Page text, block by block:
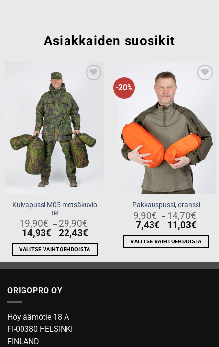
Asiakkaiden suosikit
Kuivapussi M05 metsäkuvio
IR
19,90€ –29,90€
14,93€ – 22,43€Price
range:
14,93€
through
22,43€
VALITSE VAIHTOEHDOISTA
Tällä
tuotteella
useampi
Voit
valinnat
-20%
Pakkauspussi, oranssi
9,90€ –14,70€
14,70€
7,43€ – 11,03€
7,43€
11,03€
VALITSE VAIHTOEHDOISTA
tuotteella
ORIGOPRO OY
Höyläämötie 18 A
FI-00380 HELSINKI
FINLAND